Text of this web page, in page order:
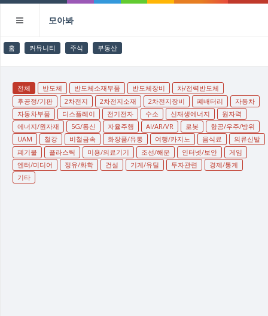
모아봐
홈 커뮤니티 주식 부동산
전체 반도체 반도체소재부품 반도체장비
차/전력반도체
후공정/기판
2차전지 2차전지소재 2차전지장비 폐배터리
자동차
자동차부품
디스플레이 전기전자 수소 신재생에너지
원자력
에너지/원자재
5G/통신 자율주행 AI/AR/VR 로봇
항공/우주/방위
UAM
철강 비철금속 화장품/유통 여행/카지노 음식료
의류신발
폐기물
플라스틱 미용/의료기기 조선/해운 인터넷/보안
게임
엔터/미디어
정유/화학 건설 기계/유틸 투자관련
경제/통계
기타